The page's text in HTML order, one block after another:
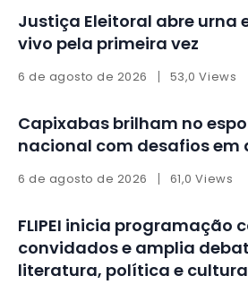
Justiça Eleitoral abre urna
vivo pela primeira vez
6 de agosto de 2026 53,0 Views
Capixabas brilham no
nacional com desafios em
6 de agosto de 2026 61,0 Views
FLIPEI inicia programação
convidados e amplia
literatura, política e cultura